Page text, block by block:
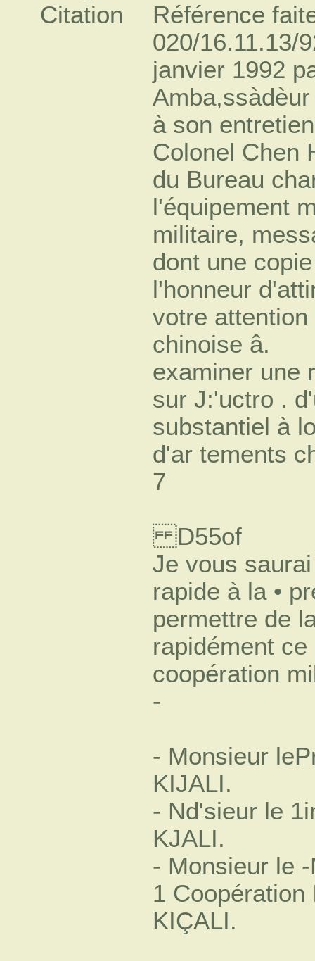
Citation
Référence
020/16.11.13/
janvier 1992
à son
Colonel Chen
du Bureau
l'équipement
militaire,
dont une
l'honneur
votre
chinoise â.
examiner une
sur J:'uctro .
substantiel à
d'ar tements
7
D55of
Je vous
rapide à la •
permettre de
rapidément
coopération
-
- Monsieur
KIJALI.
- Nd'sieur le
KJALI.
- Monsieur le
1 Coopération
KIÇALI.